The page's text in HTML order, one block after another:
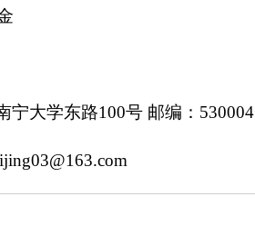
宁大学东路100号 邮编：530004